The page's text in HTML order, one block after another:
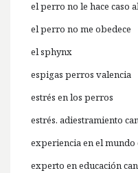
el perro no le hace caso
el perro no me obedece
el sphynx
espigas perros valencia
estrés en los perros
estrés. adiestramiento
experiencia en el mundo
experto en educación